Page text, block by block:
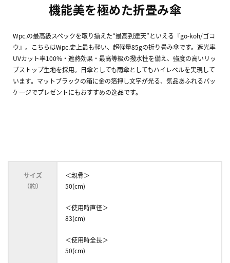
機能美を極めた折畳み傘
Wpc.の最高級スペックを取り揃えた“最高到達天”といえる『go-koh/ゴコ
ウ』。こちらはWpc.史上最も軽い、超軽量85gの折り畳み傘です。遮光率
UVカット率100%・遮熱効果・最高等級の撥水性を備え、強度の高いリッ
プストップ生地を採用。日傘としても雨傘としてもハイレベルを実現して
います。マットブラックの箱に金の箔押し文字が光る、気品あふれるパッ
ケージでプレゼントにもおすすめの逸品です。
サイズ
（約）
＜親骨＞
50(cm)
＜使用時直径＞
83(cm)
＜使用時全長＞
50(cm)